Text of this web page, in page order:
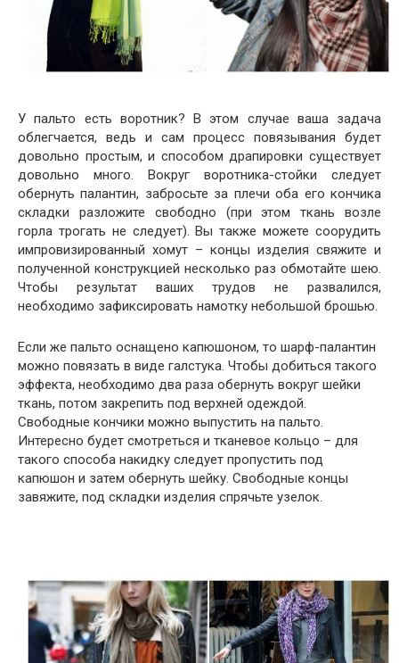
У пальто есть воротник? В этом случае ваша задача
облегчается, ведь и сам процесс повязывания будет
довольно простым, и способом драпировки существует
довольно много. Вокруг воротника-стойки следует
обернуть палантин, забросьте за плечи оба его кончика
складки разложите свободно (при этом ткань возле
горла трогать не следует). Вы также можете соорудить
импровизированный хомут – концы изделия свяжите и
полученной конструкцией несколько раз обмотайте шею.
Чтобы результат ваших трудов не развалился,
необходимо зафиксировать намотку небольшой брошью.
Если же пальто оснащено капюшоном, то шарф-палантин
можно повязать в виде галстука. Чтобы добиться такого
эффекта, необходимо два раза обернуть вокруг шейки
ткань, потом закрепить под верхней одеждой.
Свободные кончики можно выпустить на пальто.
Интересно будет смотреться и тканевое кольцо – для
такого способа накидку следует пропустить под
капюшон и затем обернуть шейку. Свободные концы
завяжите, под складки изделия спрячьте узелок.